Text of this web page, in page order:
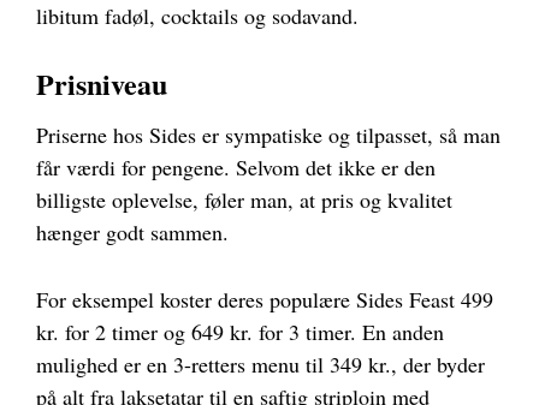
libitum fadøl, cocktails og sodavand.
Prisniveau
Priserne hos Sides er sympatiske og tilpasset, så man
får værdi for pengene. Selvom det ikke er den
billigste oplevelse, føler man, at pris og kvalitet
hænger godt sammen.
For eksempel koster deres populære Sides Feast 499
kr. for 2 timer og 649 kr. for 3 timer. En anden
mulighed er en 3-retters menu til 349 kr., der byder
på alt fra laksetatar til en saftig striploin med